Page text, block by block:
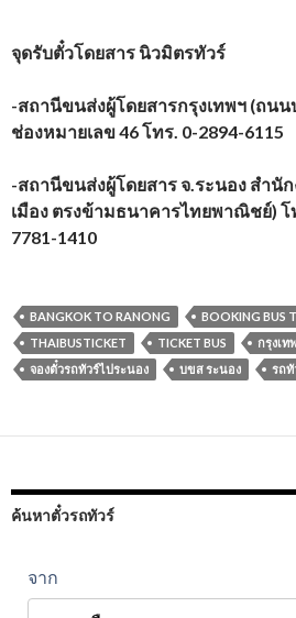
จุดรับตั๋วโดยสาร นิวมิตรทัวร์
-สถานีขนส่งผู้โดยสารกรุงเทพฯ (ถ
ช่องหมายเลข 46โทร. 0-2894-6115
-สถานีขนส่งผู้โดยสาร จ.ระนอง สำนั
เมือง ตรงข้ามธนาคารไทยพาณิชย์) โ
7781-1410
BANGKOK TO RANONG
BOOKING BUS
THAIBUSTICKET
TICKET BUS กรุงเท
จองตั๋วรถทัวร์ไประนอง
บขส ระนอง รถทั
ค้นหาตั๋วรถทัวร์